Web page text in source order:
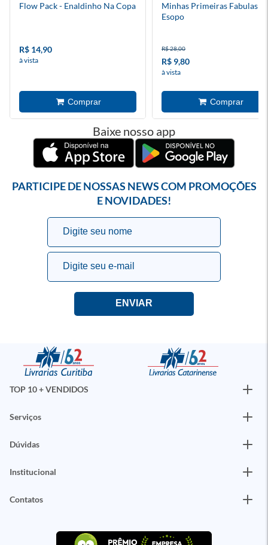
Flow Pack - Enaldinho Na Copa
R$ 14,90
à vista
Minhas Primeiras Fabulas
Esopo
R$ 28,00
R$ 9,80
à vista
Baixe nosso app
PARTICIPE DE NOSSAS NEWS COM PROMOÇÕES
E NOVIDADES!
TOP 10 + VENDIDOS
Serviços
Dúvidas
Institucional
Contatos